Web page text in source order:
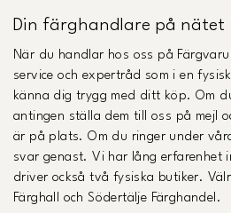
Din färghandlare på nätet
När du handlar hos oss på
service och expertråd som i en
känna dig trygg med ditt köp. Om
antingen ställa dem till oss på mejl
är på plats. Om du ringer under
svar genast. Vi har lång erfarenhet
driver också två fysiska butiker.
Färghall och Södertälje Färghandel.